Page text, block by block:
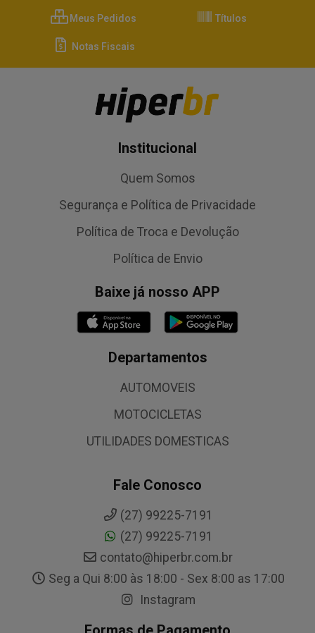
Meus Pedidos Títulos
Notas Fiscais
Institucional
Quem Somos
Segurança e Política de Privacidade
Política de Troca e Devolução
Política de Envio
Baixe já nosso APP
Departamentos
AUTOMOVEIS
MOTOCICLETAS
UTILIDADES DOMESTICAS
Fale Conosco
(27) 99225-7191
(27) 99225-7191
contato@hiperbr.com.br
Seg a Qui 8:00 às 18:00 - Sex 8:00 as 17:00
Instagram